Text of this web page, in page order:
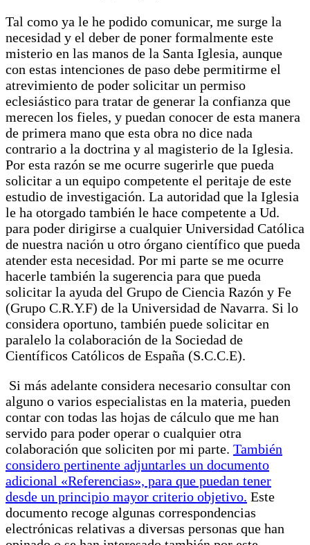
Tal como ya le he podido comunicar, me surge la
necesidad y el deber de poner formalmente este
misterio en las manos de la Santa Iglesia, aunque
con estas intenciones de paso debe permitirme el
atrevimiento de poder solicitar un permiso
eclesiástico para tratar de generar la confianza que
merecen los fieles, y puedan conocer de esta manera
de primera mano que esta obra no dice nada
contrario a la doctrina y al magisterio de la Iglesia.
Por esta razón se me ocurre sugerirle que pueda
solicitar a un equipo competente el peritaje de este
estudio de investigación. La autoridad que la Iglesia
le ha otorgado también le hace competente a Ud.
para poder dirigirse a cualquier Universidad Católica
de nuestra nación u otro órgano científico que pueda
atender esta necesidad. Por mi parte se me ocurre
hacerle también la sugerencia para que pueda
solicitar la ayuda del Grupo de Ciencia Razón y Fe
(Grupo C.R.Y.F) de la Universidad de Navarra. Si lo
considera oportuno, también puede solicitar en
paralelo la colaboración de la Sociedad de
Científicos Católicos de España (S.C.C.E).
Si más adelante considera necesario consultar con
alguno o varios especialistas en la materia, pueden
contar con todas las hojas de cálculo que me han
servido para poder operar o cualquier otra
colaboración que soliciten por mi parte. También
considero pertinente adjuntarles un documento
adicional «Referencias», para que puedan tener
desde un principio mayor criterio objetivo. Este
documento recoge algunas correspondencias
electrónicas relativas a diversas personas que han